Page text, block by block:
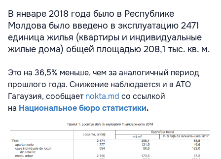
В январе 2018 года было в Республике
Молдова было введено в эксплуатацию 2471
единица жилья (квартиры и индивидуальные
жилые дома) общей площадью 208,1 тыс. кв. м.
Это на 36,5% меньше, чем за аналогичный период
прошлого года. Снижение наблюдается и в АТО
Гагаузия, сообщаетnokta.md со ссылкой
на Национальное бюро статистики.